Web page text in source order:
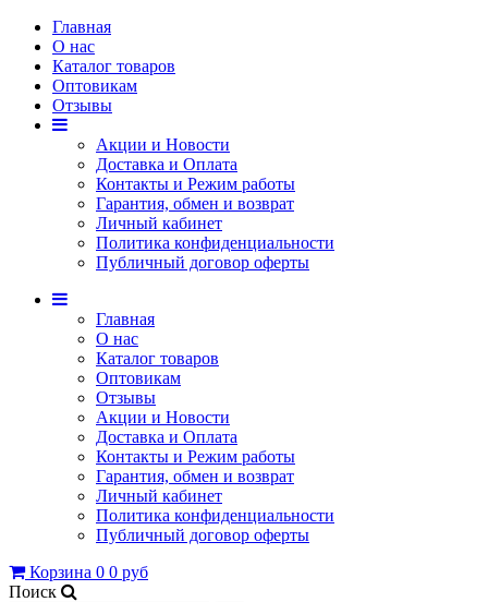
Главная
О нас
Каталог товаров
Оптовикам
Отзывы
Акции и Новости
Доставка и Оплата
Контакты и Режим работы
Гарантия, обмен и возврат
Личный кабинет
Политика конфиденциальности
Публичный договор оферты
Главная
О нас
Каталог товаров
Оптовикам
Отзывы
Акции и Новости
Доставка и Оплата
Контакты и Режим работы
Гарантия, обмен и возврат
Личный кабинет
Политика конфиденциальности
Публичный договор оферты
Корзина 0 0 руб
Поиск